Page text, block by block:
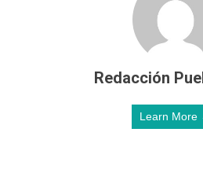
Redacción
Learn More